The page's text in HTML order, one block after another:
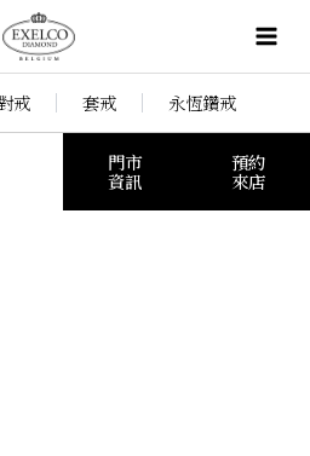
戒 套戒 永恆鑽戒
門市
資訊
預約
來店